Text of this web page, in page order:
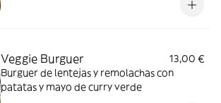
Veggie Burguer
13,00 €
Burguer de lentejas y remolachas con
patatas y mayo de curry verde